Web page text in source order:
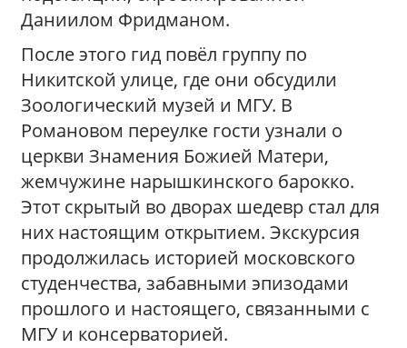
Даниилом Фридманом.
После этого гид повёл группу по
Никитской улице, где они обсудили
Зоологический музей и МГУ. В
Романовом переулке гости узнали о
церкви Знамения Божией Матери,
жемчужине нарышкинского барокко.
Этот скрытый во дворах шедевр стал для
них настоящим открытием. Экскурсия
продолжилась историей московского
студенчества, забавными эпизодами
прошлого и настоящего, связанными с
МГУ и консерваторией.